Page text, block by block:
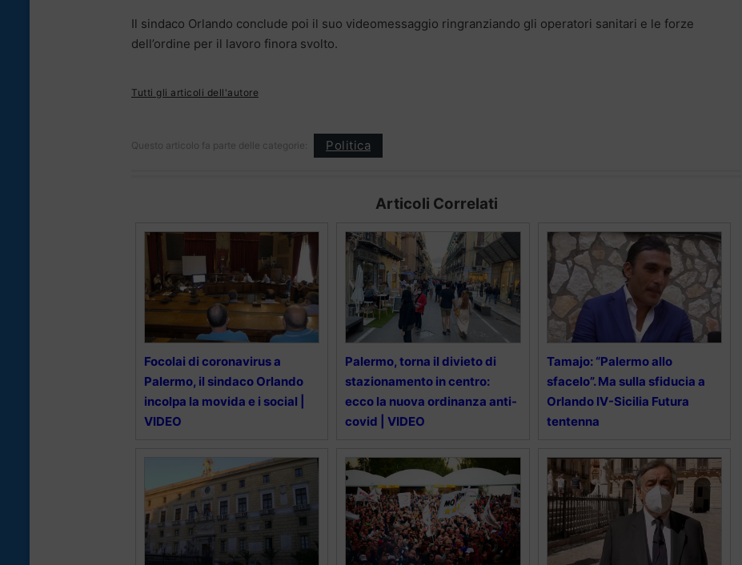
Il sindaco Orlando conclude poi il suo videomessaggio ringranziando gli operatori sanitari e le forze
dell’ordine per il lavoro finora svolto.
Tutti gli articoli dell'autore
Questo articolo fa parte delle categorie: Politica
Articoli Correlati
Focolai di coronavirus a
Palermo, il sindaco Orlando
incolpa la movida e i social |
VIDEO
Palermo, torna il divieto di
stazionamento in centro:
ecco la nuova ordinanza anti-
covid | VIDEO
Tamajo: “Palermo allo
sfacelo”. Ma sulla sfiducia a
Orlando IV-Sicilia Futura
tentenna